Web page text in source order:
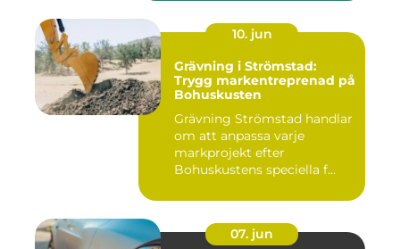
10. jun
Grävning i Strömstad:
Trygg markentreprenad på
Bohuskusten
Grävning Strömstad handlar
om att anpassa varje
markprojekt efter
Bohuskustens speciella f...
07. jun